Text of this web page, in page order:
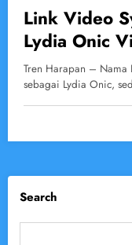
Link Video
Lydia Onic
Berikut
Tren Harapan – Nama
sebagai Lydia Onic,
Search